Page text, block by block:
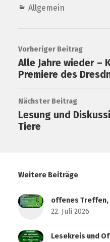
Allgemein
Vorheriger Beitrag
Alle Jahre wieder –
Premiere des
Nächster Beitrag
Lesung und
Tiere
Weitere Beiträge
offenes Treffen,
22. Juli 2026
Lesekreis und